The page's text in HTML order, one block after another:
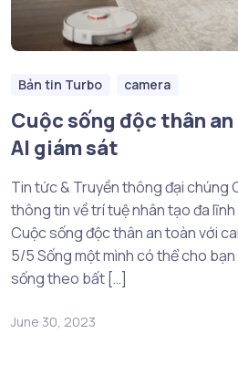
Bản tin Turbo camera
Cuộc sống độc thân
AI giám sát
Tin tức & Truyền thông đại chúng
thông tin về trí tuệ nhân tạo đa
Cuộc sống độc thân an toàn với
5/5 Sống một mình có thể cho
sống theo bất […]
June 30, 2023